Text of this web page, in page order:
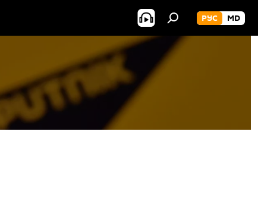
РУС MD